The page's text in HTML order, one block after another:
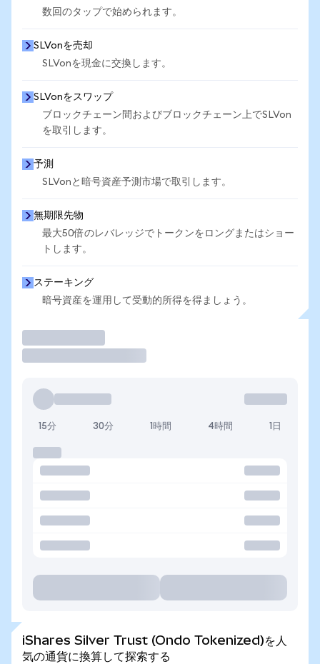
数回のタップで始められます。
SLVonを売却
SLVonを現金に交換します。
SLVonをスワップ
ブロックチェーン間およびブロックチェーン上でSLVon
を取引します。
予測
SLVonと暗号資産予測市場で取引します。
無期限先物
最大50倍のレバレッジでトークンをロングまたはショー
トします。
ステーキング
暗号資産を運用して受動的所得を得ましょう。
15分 30分 1時間 4時間 1日
iShares Silver Trust (Ondo Tokenized)を人
気の通貨に換算して探索する